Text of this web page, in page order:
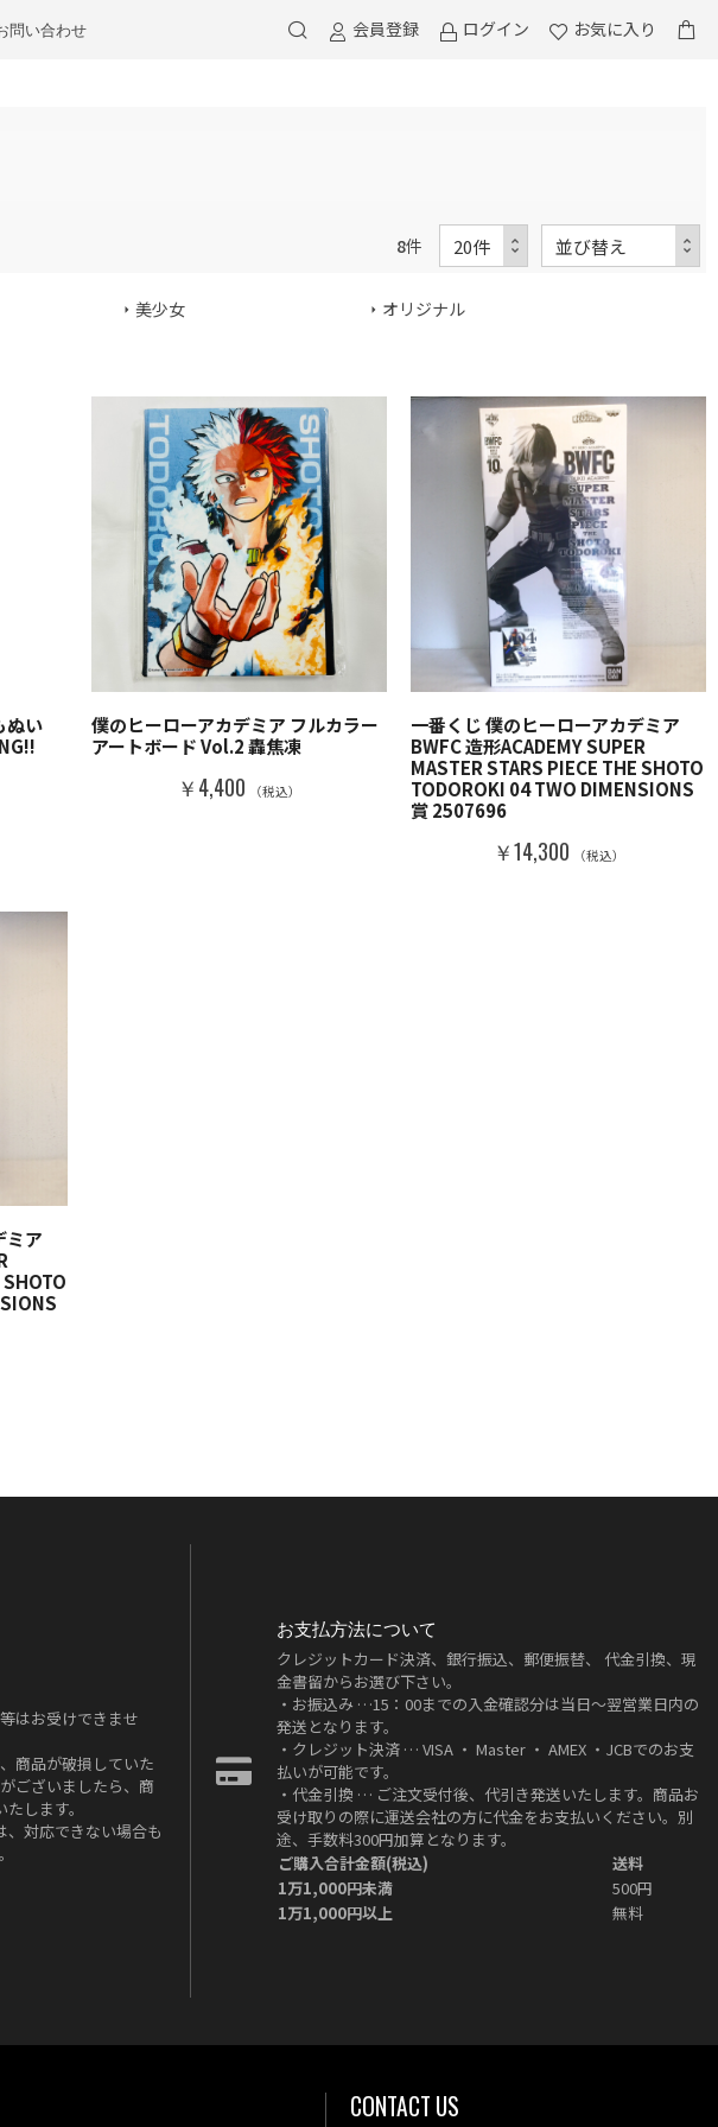
問い合わせ 会員登録 ログイン お気に入り
8件
美少女
オリジナル
ぬい
僕のヒーローアカデミア フルカラー
アートボード Vol.2 轟焦凍
￥4,400 （税込）
一番くじ 僕のヒーローアカデミア
BWFC 造形ACADEMY SUPER
MASTER STARS PIECE THE SHOTO
TODOROKI 04 TWO DIMENSIONS
賞 2507696
￥14,300 （税込）
ミア
はお受けできませ
商品が破損していた
ございましたら、商
します。
対応できない場合も
お支払方法について
クレジットカード決済、銀行振込、郵便振替、 代金引換、現
金書留からお選び下さい。
・お振込み …15：00までの入金確認分は当日～翌営業日内の
発送となります。
・クレジット決済 … VISA ・ Master ・ AMEX ・JCBでのお支
払いが可能です。
・代金引換 … ご注文受付後、代引き発送いたします。商品お
受け取りの際に運送会社の方に代金をお支払いください。別
途、手数料300円加算となります。
ご購入合計金額(税込)
送料
1万1,000円未満
500円
1万1,000円以上
無料
CONTACT US